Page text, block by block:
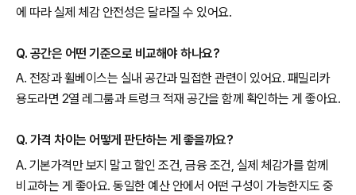
에 따라 실제 체감 안전성은 달라질 수 있어요.
Q. 공간은 어떤 기준으로 비교해야 하나요?
A. 전장과 휠베이스는 실내 공간과 밀접한 관련이 있어요. 패밀리카
용도라면 2열 레그룸과 트렁크 적재 공간을 함께 확인하는 게 좋아요.
Q. 가격 차이는 어떻게 판단하는 게 좋을까요?
A. 기본가격만 보지 말고 할인 조건, 금융 조건, 실제 체감가를 함께
비교하는 게 좋아요. 동일한 예산 안에서 어떤 구성이 가능한지도 중